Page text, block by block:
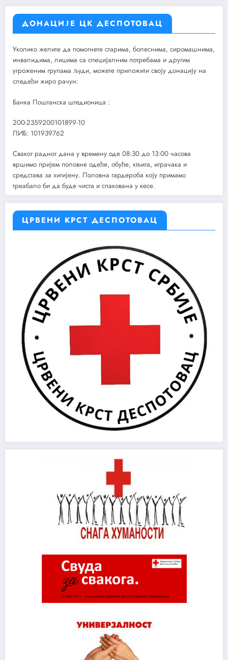
ДОНАЦИЈЕ ЦК ДЕСПОТОВАЦ
Уколико желите да помогнете старима, болеснима, сиромашнима,
инвалидима, лицима са специјалним потребама и другим
угроженим групама људи, можете приложити своју донацију на
следећи жиро рачун:
Банка Поштанска штедионица :
200-2359200101899-10
ПИБ: 101939762
Сваког радног дана у времену оде 08:30 до 13:00 часова
вршимо пријем половне одеће, обуће, књига, играчака и
средстава за хигијену. Половна гардероба коју примамо
треабало би да буде чиста и спакована у кесе.
ЦРВЕНИ КРСТ ДЕСПОТОВАЦ